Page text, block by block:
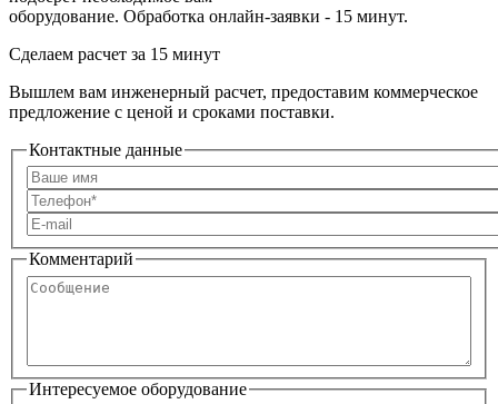
оборудование. Обработка онлайн-заявки - 15 минут.
Сделаем расчет за 15 минут
Вышлем вам инженерный расчет, предоставим коммерческое
предложение с ценой и сроками поставки.
Контактные данные
Комментарий
Сообщение
Интересуемое оборудование